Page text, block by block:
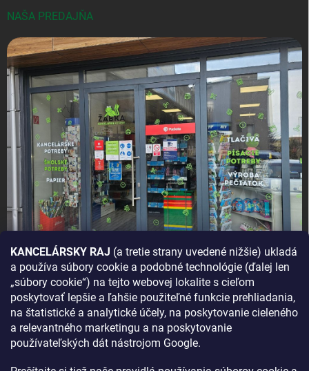
KANCELÁRSKY RAJ (a tretie strany uvedené nižšie) ukladá
a používa súbory cookie a podobné technológie (ďalej len
„súbory cookie“) na tejto webovej lokalite s cieľom
poskytovať lepšie a ľahšie použiteľné funkcie prehliadania,
na štatistické a analytické účely, na poskytovanie cieleného
a relevantného marketingu a na poskytovanie
používateľských dát nástrojom Google.
NAŠA PREDAJŇA
AKO SA K NÁM DOSTANETE?